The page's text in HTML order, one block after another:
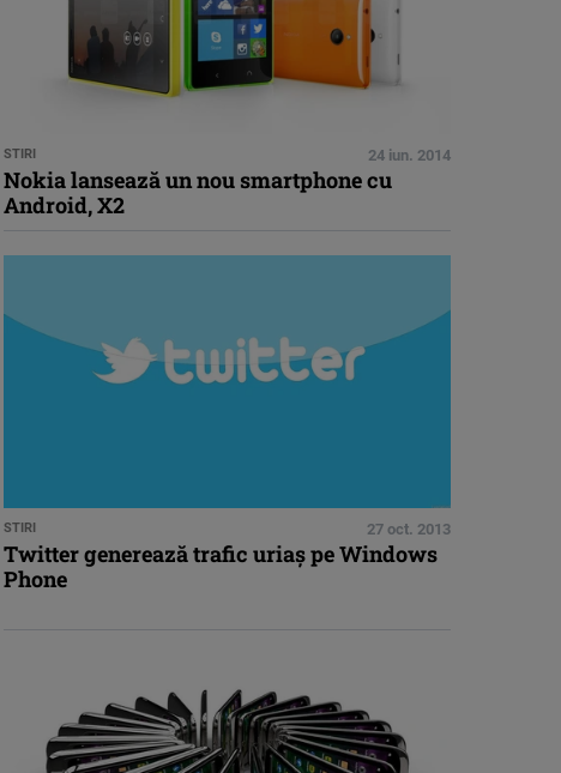
STIRI 24 iun. 2014
Nokia lansează un nou smartphone cu
Android, X2
STIRI 27 oct. 2013
Twitter generează trafic uriaş pe Windows
Phone